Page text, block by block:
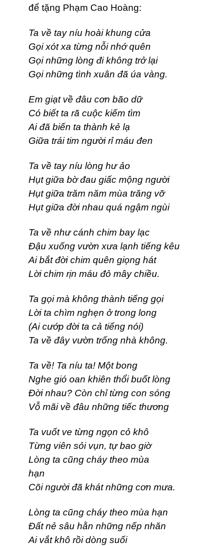
để tặng Phạm Cao Hoàng:
Ta về tay níu hoài khung cửa
Gọi xót xa từng nỗi nhớ quên
Gọi những lòng đi không trở lại
Gọi những tình xuân đã úa vàng.
Em giạt về đâu cơn bão dữ
Có biết ta rã cuộc kiếm tìm
Ai đã biến ta thành kẻ lạ
Giữa trái tim người rỉ máu đen
Ta về tay níu lòng hư ảo
Hụt giữa bờ đau giấc mộng người
Hụt giữa trăm năm mùa trăng vỡ
Hụt giữa đời nhau quá ngậm ngùi
Ta về như cánh chim bay lạc
Đậu xuống vườn xưa lạnh tiếng kêu
Ai bắt đời chim quên giọng hát
Lời chim rịn máu đỏ mây chiều.
Ta gọi mà không thành tiếng gọi
Lời ta chìm nghẹn ở trong long
(Ai cướp đời ta cả tiếng nói)
Ta về đây vườn trống nhà không.
Ta về! Ta níu ta! Một bong
Nghe gió oan khiên thổi buốt lòng
Đời nhau? Còn chỉ từng con sóng
Vỗ mãi về đâu những tiếc thương
Ta vuốt ve từng ngọn cỏ khô
Từng viên sỏi vụn, tự bao giờ
Lòng ta cũng cháy theo mùa
hạn
Cõi người đã khát những cơn mưa.
Lòng ta cũng cháy theo mùa hạn
Đất nẻ sâu hằn những nếp nhăn
Ai vắt khô rồi dòng suối